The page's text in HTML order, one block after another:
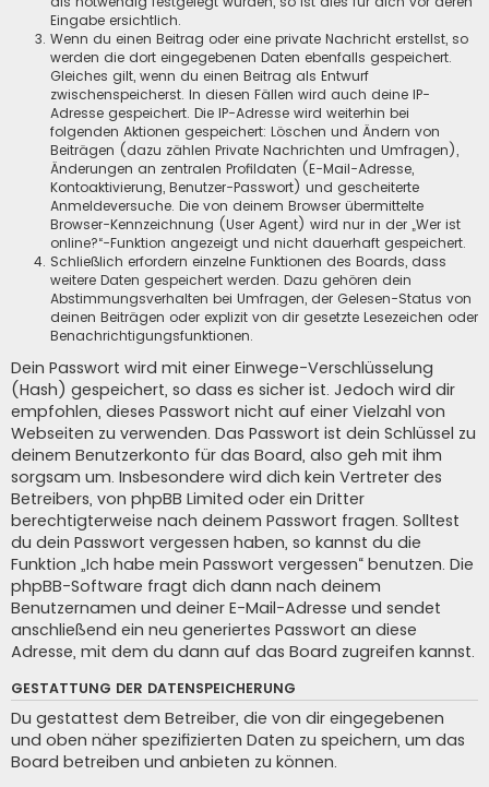
Eingabe ersichtlich.
Wenn du einen Beitrag oder eine private Nachricht erstellst, so
werden die dort eingegebenen Daten ebenfalls gespeichert.
Gleiches gilt, wenn du einen Beitrag als Entwurf
zwischenspeicherst. In diesen Fällen wird auch deine IP-
Adresse gespeichert. Die IP-Adresse wird weiterhin bei
folgenden Aktionen gespeichert: Löschen und Ändern von
Beiträgen (dazu zählen Private Nachrichten und Umfragen),
Änderungen an zentralen Profildaten (E-Mail-Adresse,
Kontoaktivierung, Benutzer-Passwort) und gescheiterte
Anmeldeversuche. Die von deinem Browser übermittelte
Browser-Kennzeichnung (User Agent) wird nur in der „Wer ist
online?“-Funktion angezeigt und nicht dauerhaft gespeichert.
Schließlich erfordern einzelne Funktionen des Boards, dass
weitere Daten gespeichert werden. Dazu gehören dein
Abstimmungsverhalten bei Umfragen, der Gelesen-Status von
deinen Beiträgen oder explizit von dir gesetzte Lesezeichen oder
Benachrichtigungsfunktionen.
Dein Passwort wird mit einer Einwege-Verschlüsselung
(Hash) gespeichert, so dass es sicher ist. Jedoch wird dir
empfohlen, dieses Passwort nicht auf einer Vielzahl von
Webseiten zu verwenden. Das Passwort ist dein Schlüssel zu
deinem Benutzerkonto für das Board, also geh mit ihm
sorgsam um. Insbesondere wird dich kein Vertreter des
Betreibers, von phpBB Limited oder ein Dritter
berechtigterweise nach deinem Passwort fragen. Solltest
du dein Passwort vergessen haben, so kannst du die
Funktion „Ich habe mein Passwort vergessen“ benutzen. Die
phpBB-Software fragt dich dann nach deinem
Benutzernamen und deiner E-Mail-Adresse und sendet
anschließend ein neu generiertes Passwort an diese
Adresse, mit dem du dann auf das Board zugreifen kannst.
GESTATTUNG DER DATENSPEICHERUNG
Du gestattest dem Betreiber, die von dir eingegebenen
und oben näher spezifizierten Daten zu speichern, um das
Board betreiben und anbieten zu können.